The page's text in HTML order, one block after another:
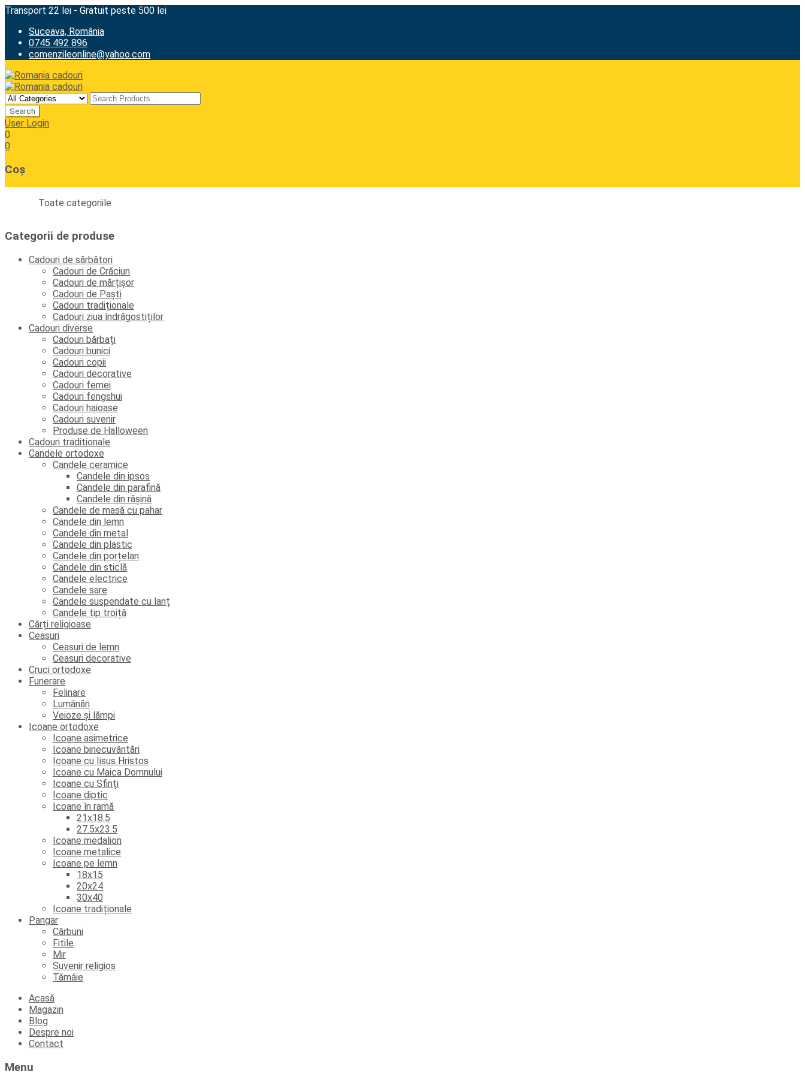
Transport 22 lei - Gratuit peste 500 lei
Suceava, România
0745 492 896
comenzileonline@yahoo.com
User Login
0
0
Coș
Toate categoriile
Categorii de produse
Cadouri de sărbători
Cadouri de Crăciun
Cadouri de mărțișor
Cadouri de Paști
Cadouri tradiționale
Cadouri ziua îndrăgostiților
Cadouri diverse
Cadouri bărbați
Cadouri bunici
Cadouri copii
Cadouri decorative
Cadouri femei
Cadouri fengshui
Cadouri haioase
Cadouri suvenir
Produse de Halloween
Cadouri traditionale
Candele ortodoxe
Candele ceramice
Candele din ipsos
Candele din parafină
Candele din rășină
Candele de masă cu pahar
Candele din lemn
Candele din metal
Candele din plastic
Candele din porțelan
Candele din sticlă
Candele electrice
Candele sare
Candele suspendate cu lanț
Candele tip troiță
Cărți religioase
Ceasuri
Ceasuri de lemn
Ceasuri decorative
Cruci ortodoxe
Funerare
Felinare
Lumânări
Veioze și lămpi
Icoane ortodoxe
Icoane asimetrice
Icoane binecuvântări
Icoane cu Iisus Hristos
Icoane cu Maica Domnului
Icoane cu Sfinți
Icoane diptic
Icoane în ramă
21x18.5
27.5x23.5
Icoane medalion
Icoane metalice
Icoane pe lemn
18x15
20x24
30x40
Icoane tradiționale
Pangar
Cărbuni
Fitile
Mir
Suvenir religios
Tămâie
Skip
content
Acasă
Magazin
Blog
Despre noi
Contact
Menu